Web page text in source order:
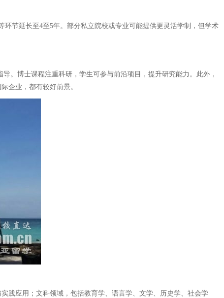
节延长至4至5年。部分私立院校或专业可能提供更灵活学制，但学术
。博士课程注重科研，学生可参与前沿项目，提升研究能力。此外，
企业，都有较好前景。
践应用；文科领域，包括教育学、语言学、文学、历史学、社会学